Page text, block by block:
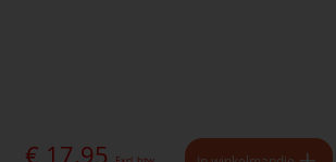
€ 17.95